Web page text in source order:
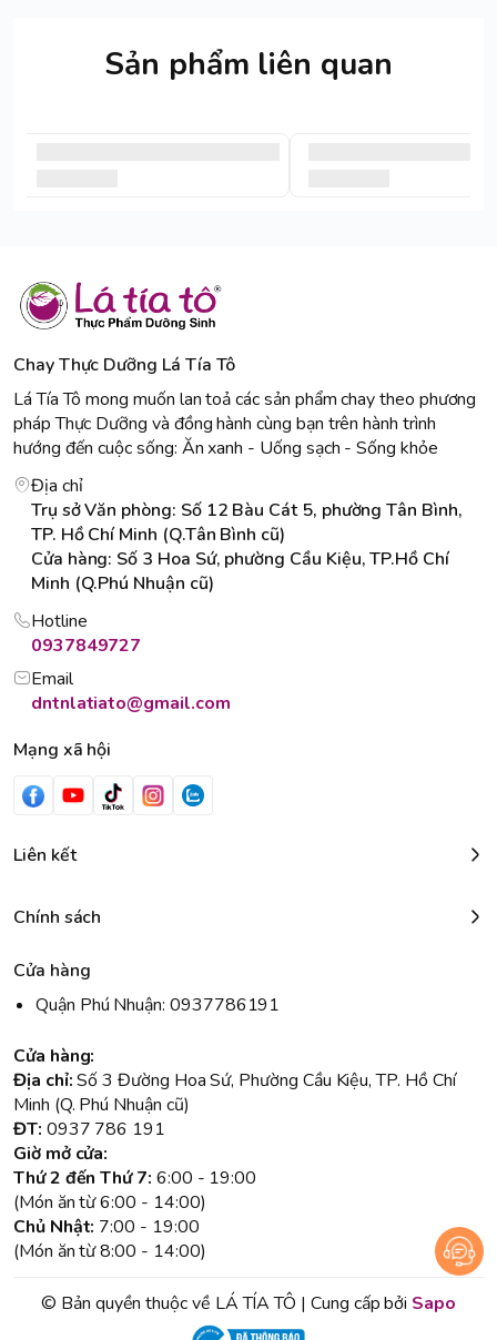
Sản phẩm liên quan
Chay Thực Dưỡng Lá Tía Tô
Lá Tía Tô mong muốn lan toả các sản phẩm chay theo phương
pháp Thực Dưỡng và đồng hành cùng bạn trên hành trình
hướng đến cuộc sống: Ăn xanh - Uống sạch - Sống khỏe
Địa chỉ
Trụ sở Văn phòng: Số 12 Bàu Cát 5, phường Tân Bình,
TP. Hồ Chí Minh (Q.Tân Bình cũ)
Cửa hàng: Số 3 Hoa Sứ, phường Cầu Kiệu, TP.Hồ Chí
Minh (Q.Phú Nhuận cũ)
Hotline
0937849727
Email
dntnlatiato@gmail.com
Mạng xã hội
Liên kết
Chính sách
Cửa hàng
Quận Phú Nhuận: 0937786191
Cửa hàng:
Địa chỉ:Số 3 Đường Hoa Sứ, Phường Cầu Kiệu, TP. Hồ Chí
Minh (Q. Phú Nhuận cũ)
ĐT: 0937 786 191
Giờ mở cửa:
Thứ 2 đến Thứ 7: 6:00 - 19:00
(Món ăn từ 6:00 - 14:00)
Chủ Nhật: 7:00 - 19:00
(Món ăn từ 8:00 - 14:00)
© Bản quyền thuộc về LÁ TÍA TÔ | Cung cấp bởi Sapo